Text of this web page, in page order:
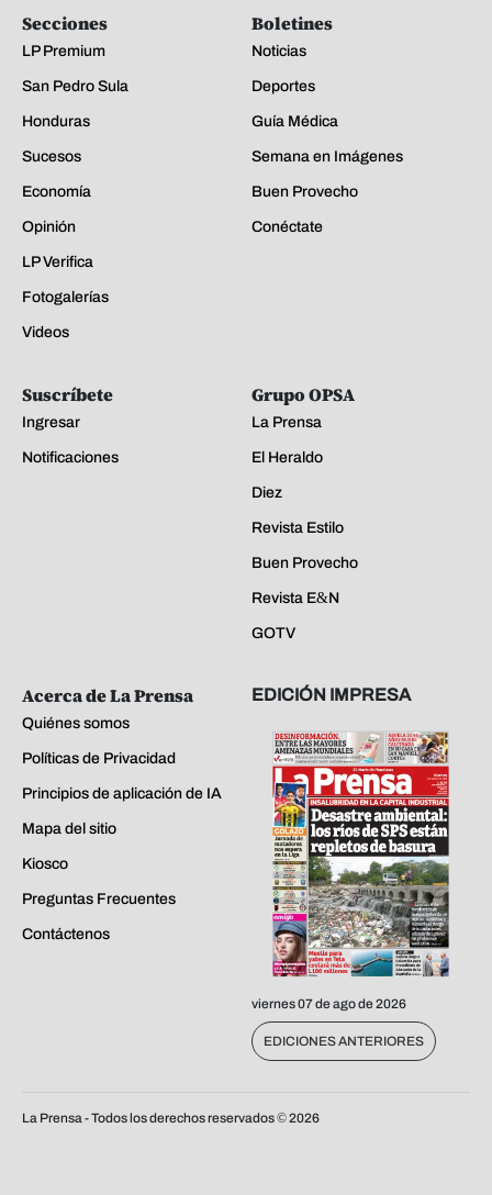
Secciones
LP Premium
San Pedro Sula
Honduras
Sucesos
Economía
Opinión
LP Verifica
Fotogalerías
Videos
Boletines
Noticias
Deportes
Guía Médica
Semana en Imágenes
Buen Provecho
Conéctate
Suscríbete
Ingresar
Notificaciones
Grupo OPSA
La Prensa
El Heraldo
Diez
Revista Estilo
Buen Provecho
Revista E&N
GOTV
Acerca de La Prensa
Quiénes somos
Políticas de Privacidad
Principios de aplicación de IA
Mapa del sitio
Kiosco
Preguntas Frecuentes
Contáctenos
EDICIÓN IMPRESA
viernes 07 de ago de 2026
EDICIONES ANTERIORES
La Prensa - Todos los derechos reservados ©2026